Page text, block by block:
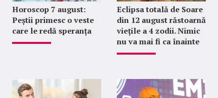
Horoscop 7 august:
Peștii primesc o veste
care le redă speranța
Eclipsa totală de Soare
din 12 august răstoarnă
viețile a 4 zodii. Nimic
nu va mai fi ca înainte